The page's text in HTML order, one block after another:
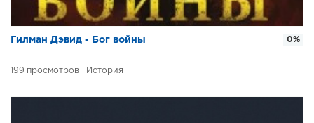
Гилман Дэвид - Бог войны
199 История
0%